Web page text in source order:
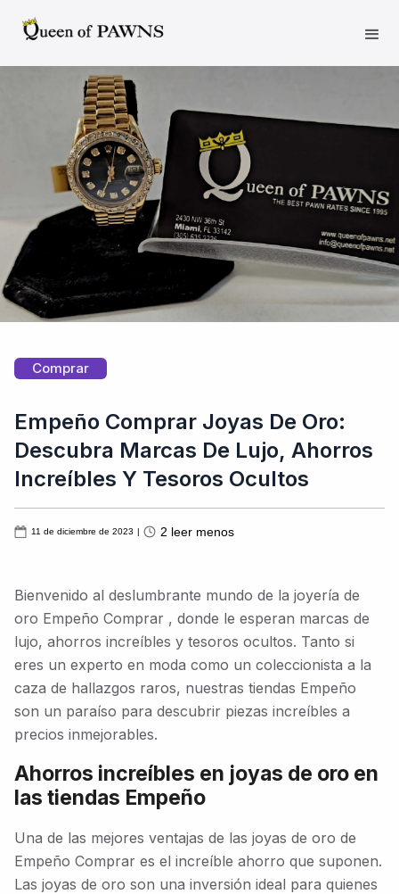
Comprar
Empeño Comprar Joyas De Oro:
Descubra Marcas De Lujo, Ahorros
Increíbles Y Tesoros Ocultos
11 de diciembre de 2023 | 2 leer menos
Bienvenido al deslumbrante mundo de la joyería de
oro Empeño Comprar , donde le esperan marcas de
lujo, ahorros increíbles y tesoros ocultos. Tanto si
eres un experto en moda como un coleccionista a la
caza de hallazgos raros, nuestras tiendas Empeño
son un paraíso para descubrir piezas increíbles a
precios inmejorables.
Ahorros increíbles en joyas de oro en
las tiendas Empeño
Una de las mejores ventajas de las joyas de oro de
Empeño Comprar es el increíble ahorro que suponen.
Las joyas de oro son una inversión ideal para quienes